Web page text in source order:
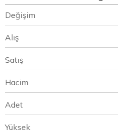
Değişim
Alış
Satış
Hacim
Adet
Yüksek